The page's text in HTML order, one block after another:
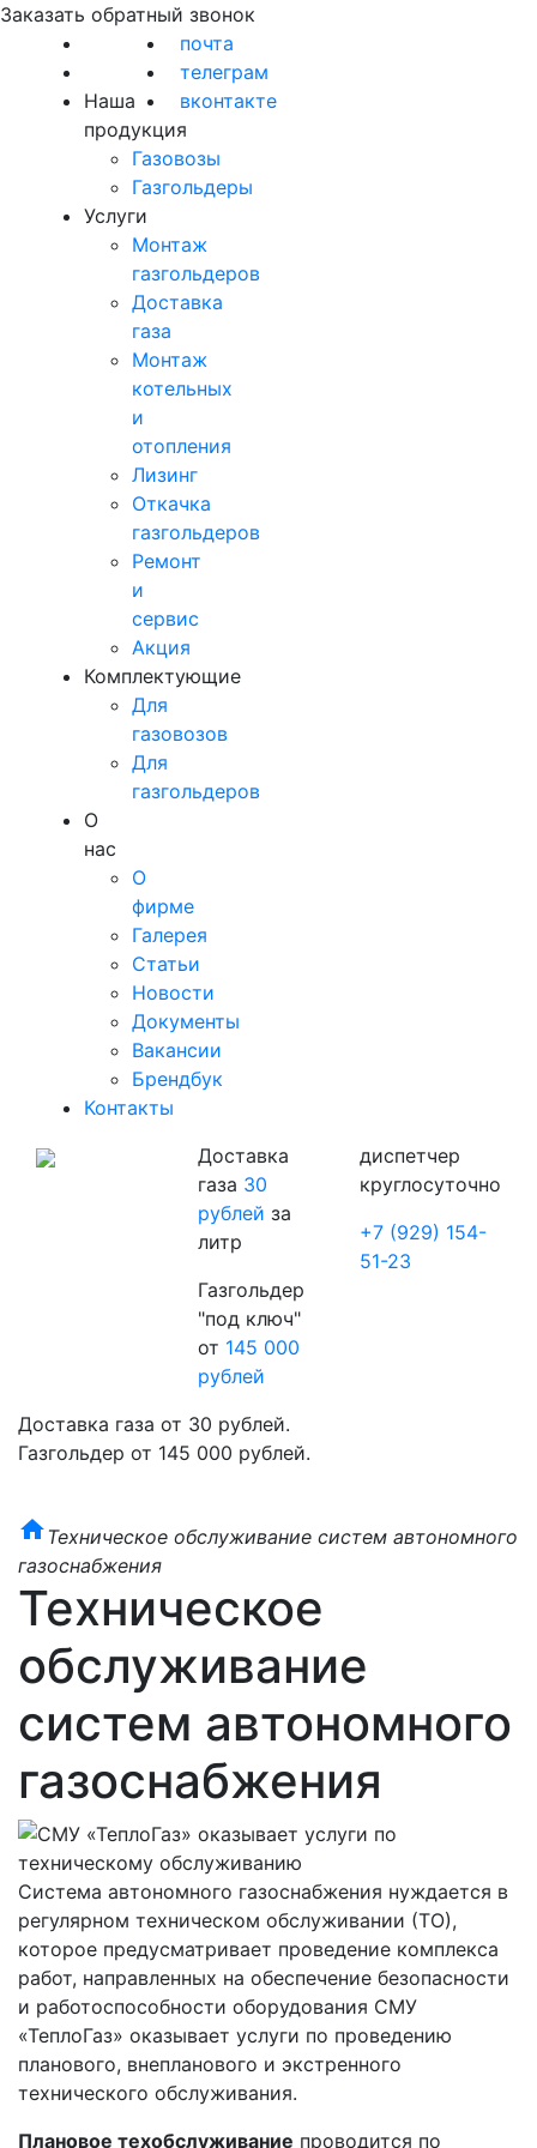
Заказать обратный звонок
Наша
продукция
Газовозы
Газгольдеры
Услуги
Монтаж
газгольдеров
Доставка
газа
Монтаж
котельных
и
отопления
Лизинг
Откачка
газгольдеров
Ремонт
и
сервис
Акция
Комплектующие
Для
газовозов
Для
газгольдеров
О
нас
О
фирме
Галерея
Статьи
Новости
Документы
Вакансии
Брендбук
Контакты
почта
телеграм
вконтакте
Доставка
газа 30
рублей за
литр
Газгольдер
"под ключ"
от 145 000
рублей
диспетчер
круглосуточно
+7 (929) 154-
51-23
Доставка газа от 30 рублей.
Газгольдер от 145 000 рублей.
homeТехническое обслуживание систем автономного
газоснабжения
Техническое
обслуживание
систем автономного
газоснабжения
Система автономного газоснабжения нуждается в
регулярном техническом обслуживании (ТО),
которое предусматривает проведение комплекса
работ, направленных на обеспечение безопасности
и работоспособности оборудования СМУ
«ТеплоГаз» оказывает услуги по проведению
планового, внепланового и экстренного
технического обслуживания.
Плановое техобслуживание проводится по